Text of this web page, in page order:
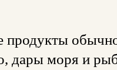
дары моря и